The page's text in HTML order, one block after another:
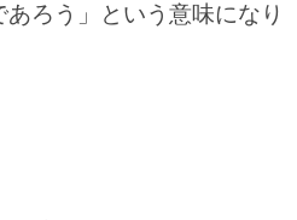
ろう」という意味になり